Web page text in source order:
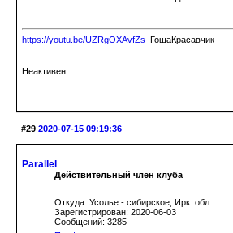
https://youtu.be/UZRgOXAvfZs ГошаКрасавчик
Неактивен
#29 2020-07-15 09:19:36
Parallel
Действительный член клуба
Откуда: Усолье - сибирское, Ирк. обл.
Зарегистрирован: 2020-06-03
Сообщений: 3285